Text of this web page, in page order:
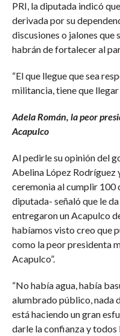
PRI, la diputada indicó
derivada por su
discusiones o jalones que
habrán de fortalecer al
“El que llegue que sea
militancia, tiene que llegar
Adela Román, la peor
Acapulco
Al pedirle su opinión del
Abelina López Rodríguez
ceremonia al cumplir 100
diputada- señaló que le
entregaron un Acapulco
habíamos visto creo que
como la peor presidenta
Acapulco”.
“No había agua, había
alumbrado público, nada
está haciendo un gran
darle la confianza y todos